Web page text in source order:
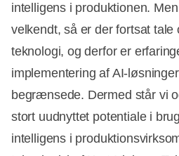
intelligens i produktionen.
velkendt, så er der fortsat tale
teknologi, og derfor er
implementering af AI-
begrænsede. Dermed står vi
stort uudnyttet potentiale i
intelligens i